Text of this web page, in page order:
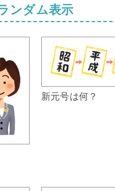
ンダム表示
新元号は何？